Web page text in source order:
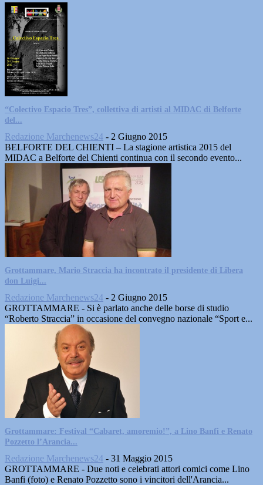
“Colectivo Espacio Tres”, collettiva di artisti al MIDAC di Belforte
del...
Redazione Marchenews24 - 2 Giugno 2015
BELFORTE DEL CHIENTI – La stagione artistica 2015 del
MIDAC a Belforte del Chienti continua con il secondo evento...
Grottammare, Mario Straccia ha incontrato il presidente di Libera
don Luigi...
Redazione Marchenews24 - 2 Giugno 2015
GROTTAMMARE - Si è parlato anche delle borse di studio
“Roberto Straccia” in occasione del convegno nazionale “Sport e...
Grottammare: Festival “Cabaret, amoremio!”, a Lino Banfi e Renato
Pozzetto l’Arancia...
Redazione Marchenews24 - 31 Maggio 2015
GROTTAMMARE - Due noti e celebrati attori comici come Lino
Banfi (foto) e Renato Pozzetto sono i vincitori dell'Arancia...